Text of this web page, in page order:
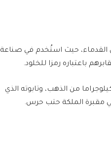
القدماء، حيث استُخدم في صناعة
باعتباره رمزا للخلود.
أبرز القطع الأثرية الشهيرة قناع الملك توت عنخ آمون الذي يزن نحو 11 كيلوجراما من الذهب، وتابوته الذي